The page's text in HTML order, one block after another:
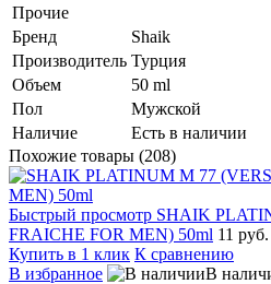
Прочие
Бренд
Shaik
Производитель Турция
Объем
50 ml
Пол
Мужской
Наличие
Есть в наличии
Похожие товары (208)
Быстрый просмотр SHAIK
FRAICHE FOR MEN) 50ml 11 руб.
Купить в 1 клик К сравнению
В избранное
В